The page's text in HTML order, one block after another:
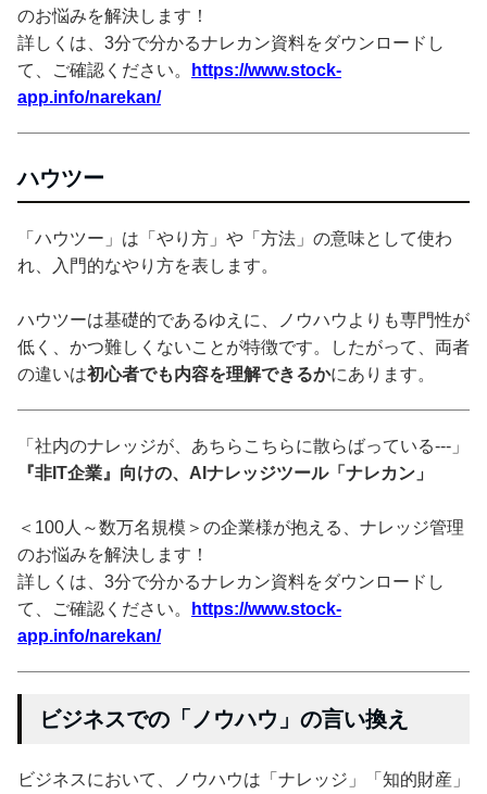
のお悩みを解決します！
詳しくは、3分で分かるナレカン資料をダウンロードし
て、ご確認ください。
https://www.stock-
app.info/narekan/
ハウツー
「ハウツー」は「やり方」や「方法」の意味として使わ
れ、入門的なやり方を表します。
ハウツーは基礎的であるゆえに、ノウハウよりも専門性が
低く、かつ難しくないことが特徴です。したがって、両者
の違いは初心者でも内容を理解できるかにあります。
「社内のナレッジが、あちらこちらに散らばっている---」
『非IT企業』向けの、AIナレッジツール「ナレカン」
＜100人～数万名規模＞の企業様が抱える、ナレッジ管理
のお悩みを解決します！
詳しくは、3分で分かるナレカン資料をダウンロードし
て、ご確認ください。
https://www.stock-
app.info/narekan/
ビジネスでの「ノウハウ」の言い換え
ビジネスにおいて、ノウハウは「ナレッジ」「知的財産」